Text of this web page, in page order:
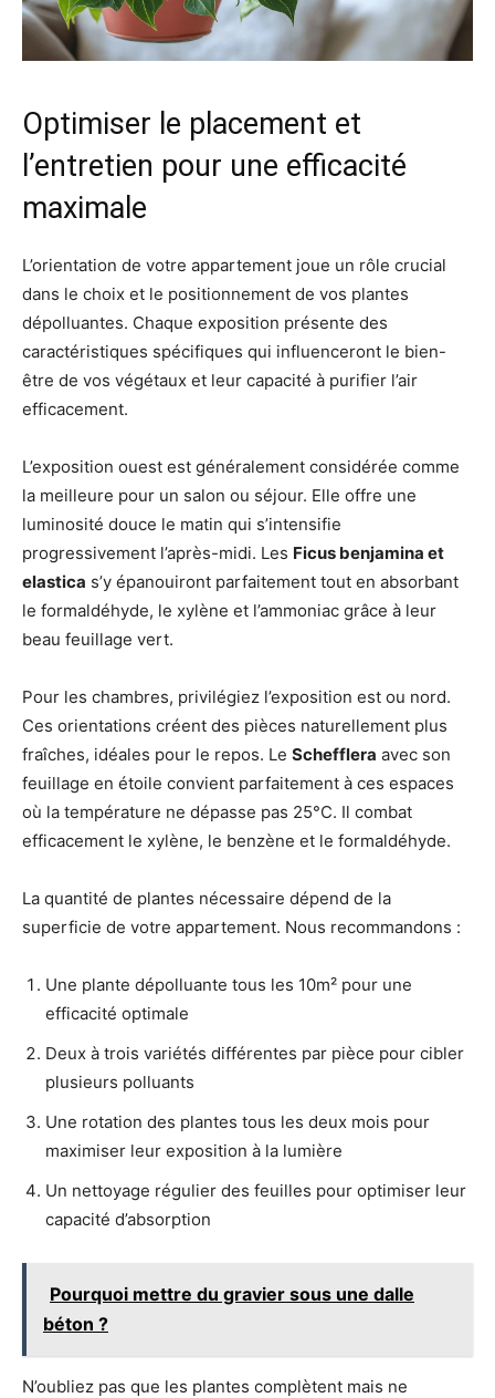
Optimiser le placement et
l’entretien pour une efficacité
maximale
L’orientation de votre appartement joue un rôle crucial
dans le choix et le positionnement de vos plantes
dépolluantes. Chaque exposition présente des
caractéristiques spécifiques qui influenceront le bien-
être de vos végétaux et leur capacité à purifier l’air
efficacement.
L’exposition ouest est généralement considérée comme
la meilleure pour un salon ou séjour. Elle offre une
luminosité douce le matin qui s’intensifie
progressivement l’après-midi. Les Ficus benjamina et
elastica s’y épanouiront parfaitement tout en absorbant
le formaldéhyde, le xylène et l’ammoniac grâce à leur
beau feuillage vert.
Pour les chambres, privilégiez l’exposition est ou nord.
Ces orientations créent des pièces naturellement plus
fraîches, idéales pour le repos. Le Schefflera avec son
feuillage en étoile convient parfaitement à ces espaces
où la température ne dépasse pas 25°C. Il combat
efficacement le xylène, le benzène et le formaldéhyde.
La quantité de plantes nécessaire dépend de la
superficie de votre appartement. Nous recommandons :
Une plante dépolluante tous les 10m² pour une
efficacité optimale
Deux à trois variétés différentes par pièce pour cibler
plusieurs polluants
Une rotation des plantes tous les deux mois pour
maximiser leur exposition à la lumière
Un nettoyage régulier des feuilles pour optimiser leur
capacité d’absorption
Pourquoi mettre du gravier sous une dalle
béton ?
N’oubliez pas que les plantes complètent mais ne